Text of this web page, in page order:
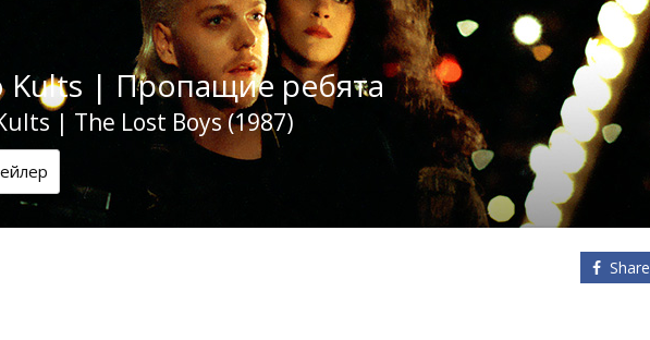
Kults | Пропащие ребята
| The Lost Boys (1987)
Share